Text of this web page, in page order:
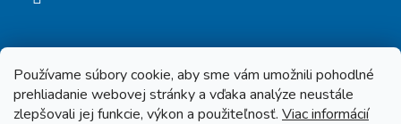
Používame súbory cookie, aby sme vám umožnili pohodlné
prehliadanie webovej stránky a vďaka analýze neustále
zlepšovali jej funkcie, výkon a použiteľnosť. Viac informácií